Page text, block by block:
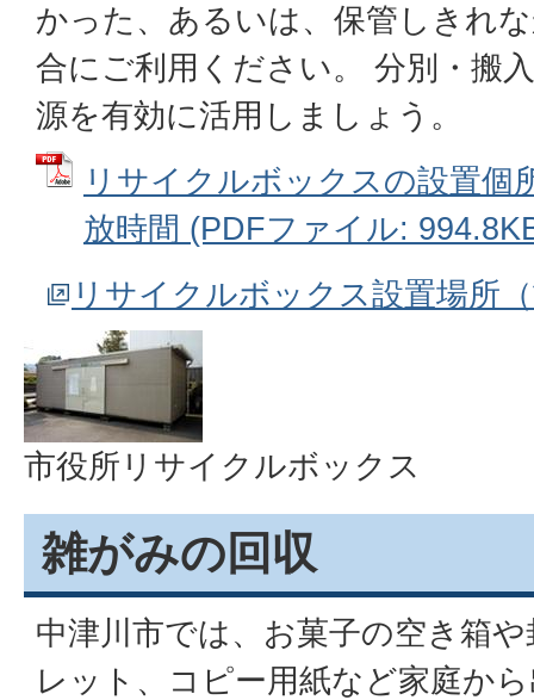
かった、あるいは、保管しきれ
合にご利用ください。 分別・搬
源を有効に活用しましょう。
リサイクルボックスの設置個
放時間 (PDFファイル:
リサイクルボックス設置場所
市役所リサイクルボックス
雑がみの回収
中津川市では、お菓子の空き箱
レット、コピー用紙など家庭か